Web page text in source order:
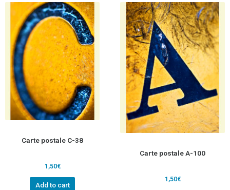
Carte postale C-38
1,50€
Add to cart
Carte postale A-100
1,50€